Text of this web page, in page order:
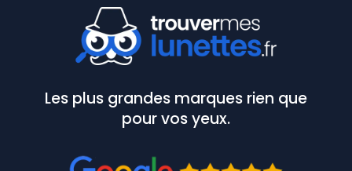
Les plus grandes marques rien que
pour vos yeux.